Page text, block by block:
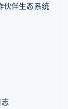
伙伴生态系统